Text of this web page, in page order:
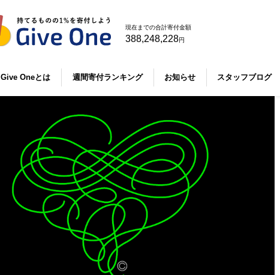
現在までの合計寄付金額
388,248,228円
Give Oneとは 週間寄付ランキング お知らせ スタッフブログ